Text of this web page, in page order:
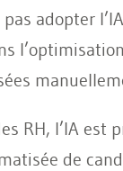
adopter
RH, l’IA
de